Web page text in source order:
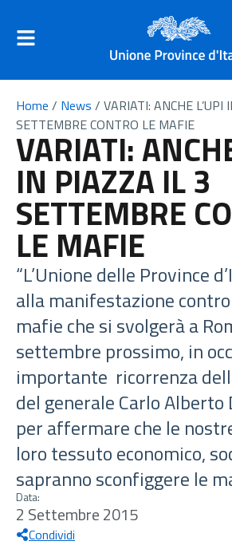
Home / News / VARIATI: ANCHE L’UPI
SETTEMBRE CONTRO LE MAFIE
VARIATI:
IN PIAZZA IL 3
SETTEMBRE
LE MAFIE
“L’Unione delle Province
alla manifestazione
mafie che si svolgerà a
settembre prossimo, in
importante ricorrenza
del generale Carlo Alberto
per affermare che le
loro tessuto economico,
sapranno sconfiggere le
Data:
2 Settembre 2015
Condividi